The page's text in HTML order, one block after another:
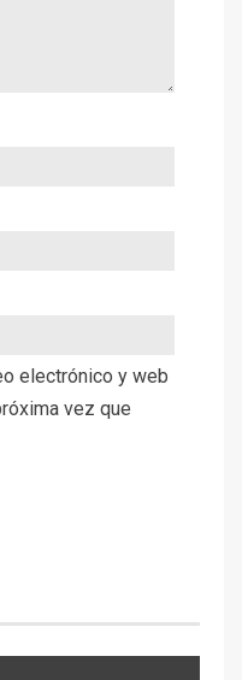
electrónico y web
vez que